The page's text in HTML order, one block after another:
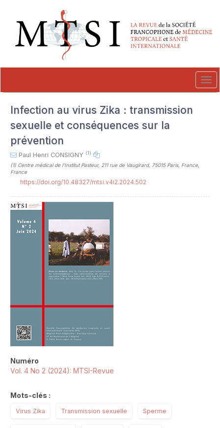
##plugins.themes.novelty.accessible_menu.main_navigation##
##plugins.themes.novelty.accessible_menu.main_content##
##plugins.themes.novelty.accessible_menu.sidebar##
Infection au virus Zika : transmission
sexuelle et conséquences sur la
prévention
Paul Henri CONSIGNY (1)
(1) Centre médical de l’Institut Pasteur, 211 rue de Vaugirard, 75015 Paris, France,
France
https://doi.org/10.48327/mtsi.v4i2.2024.502
Numéro
Vol. 4 No 2 (2024): MTSI-Revue
Mots-clés :
Virus Zika Transmission sexuelle Sperme